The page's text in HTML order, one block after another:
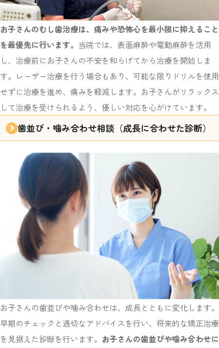
お子さんのむし歯治療は、痛みや恐怖心を最小限に抑えること
を最優先に行います。 当院では、表面麻酔や電動麻酔を活用
し、治療前にお子さんの不安を和らげてから治療を開始しま
す。レーザー治療を行う場合もあり、可能な限りドリルを使用
せずに治療を進め、痛みを軽減します。お子さんがリラックス
して治療を受けられるよう、優しい対応を心がけています。
歯並び・噛み合わせ相談 （成長に合わせた診断）
お子さんの歯並びや噛み合わせは、成長とともに変化します。
早期のチェックと適切なアドバイスを行い、将来的な矯正治療
を見据えた診断を行います。 お子さんの歯並びや噛み合わせに